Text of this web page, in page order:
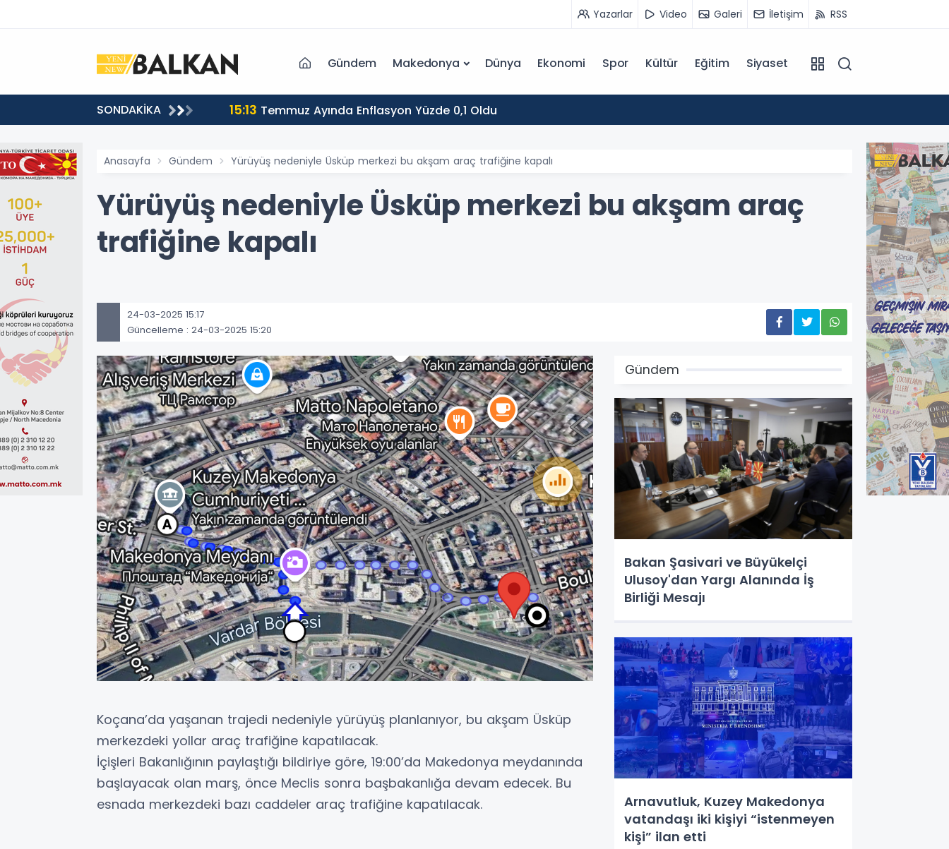
Yazarlar Video Galeri İletişim RSS
Gündem Makedonya Dünya Ekonomi Spor Kültür Eğitim Siyaset
SONDAKİKA 15:13 Temmuz Ayında Enflasyon Yüzde 0,1 Oldu
Anasayfa Gündem Yürüyüş nedeniyle Üsküp merkezi bu akşam araç trafiğine kapalı
Yürüyüş nedeniyle Üsküp merkezi bu akşam araç
trafiğine kapalı
24-03-2025 15:17
Güncelleme : 24-03-2025 15:20
Koçana’da yaşanan trajedi nedeniyle yürüyüş planlanıyor, bu akşam Üsküp
merkezdeki yollar araç trafiğine kapatılacak.
İçişleri Bakanlığının paylaştığı bildiriye göre, 19:00’da Makedonya meydanında
başlayacak olan marş, önce Meclis sonra başbakanlığa devam edecek. Bu
esnada merkezdeki bazı caddeler araç trafiğine kapatılacak.
Gündem
Bakan Şasivari ve Büyükelçi
Ulusoy'dan Yargı Alanında İş
Birliği Mesajı
Arnavutluk, Kuzey Makedonya
vatandaşı iki kişiyi “istenmeyen
kişi” ilan etti